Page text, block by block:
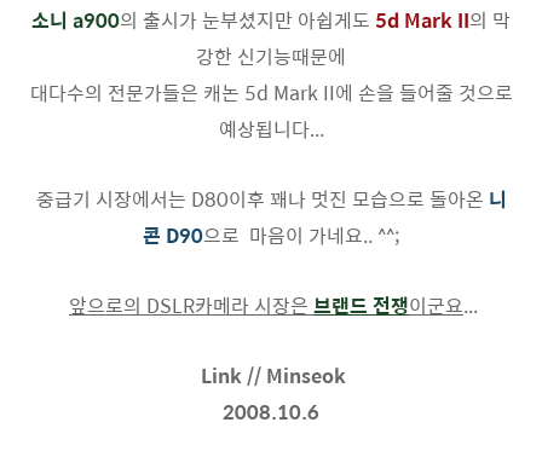
소니 a900의 출시가 눈부셨지만 아쉽게도 5d Mark II의 막
강한 신기능때문에
대다수의 전문가들은 캐논 5d Mark II에 손을 들어줄 것으로
예상됩니다...
중급기 시장에서는 D80이후 꽤나 멋진 모습으로 돌아온 니
콘 D90으로 마음이 가네요.. ^^;
앞으로의 DSLR카메라 시장은 브랜드 전쟁이군요...
Link // Minseok
2008.10.6